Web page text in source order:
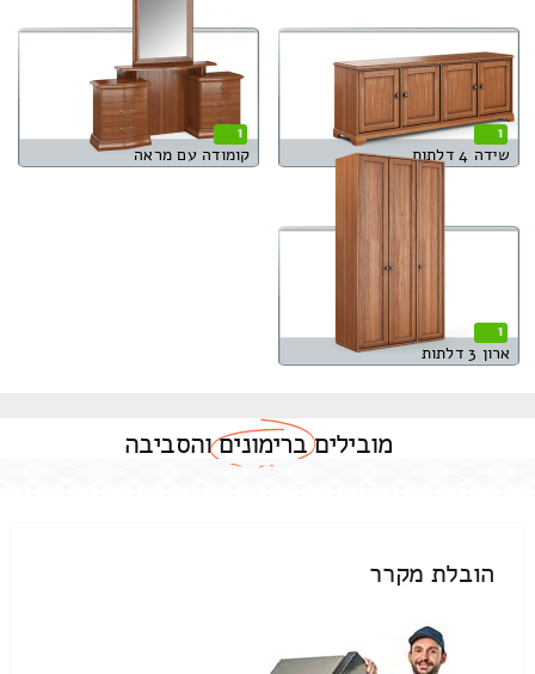
1
שידה 4 דלתות
1
קומודה עם מראה
1
ארון 3 דלתות
מוביליםברימוניםוהסביבה
הובלת מקרר